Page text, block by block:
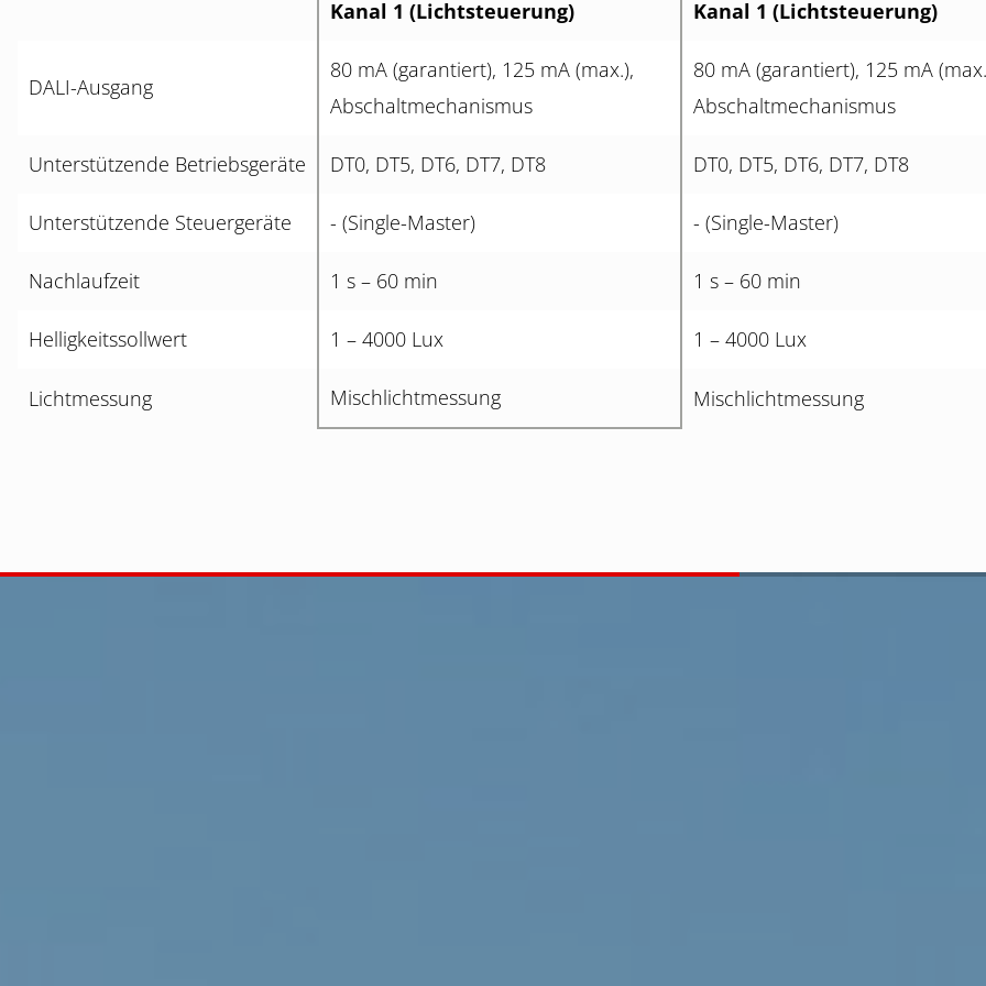
Kanal 1 (Lichtsteuerung) Kanal 1 (Lichtsteuerung)
DALI-Ausgang
80 mA (garantiert), 125 mA (max.),
Abschaltmechanismus
80 mA (garantiert), 125 mA
Abschaltmechanismus
Unterstützende Betriebsgeräte DT0, DT5, DT6, DT7, DT8 DT0, DT5, DT6, DT7, DT8
Unterstützende Steuergeräte - (Single-Master) - (Single-Master)
Nachlaufzeit 1 s – 60 min 1 s – 60 min
Helligkeitssollwert 1 – 4000 Lux 1 – 4000 Lux
Lichtmessung Mischlichtmessung Mischlichtmessung